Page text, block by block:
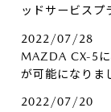
ッドサービスプ
2022/07/28
MAZDA CX-5
が可能になりま
2022/07/20